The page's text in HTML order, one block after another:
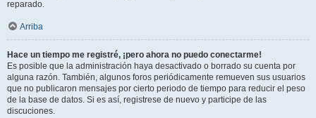
reparado.
Arriba
Hace un tiempo me registré, ¡pero ahora no puedo conectarme!
Es posible que la administración haya desactivado o borrado su cuenta por
alguna razón. También, algunos foros periódicamente remueven sus usuarios
que no publicaron mensajes por cierto periodo de tiempo para reducir el peso
de la base de datos. Si es así, registrese de nuevo y participe de las
discuciones.